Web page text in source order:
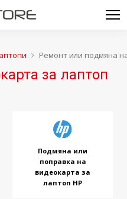
Ремонт или подмяна
за лаптоп
Подмяна или
поправка на
видеокарта за
лаптоп HP